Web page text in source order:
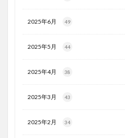
2025年6月 49
2025年5月 44
2025年4月 38
2025年3月 43
2025年2月 34